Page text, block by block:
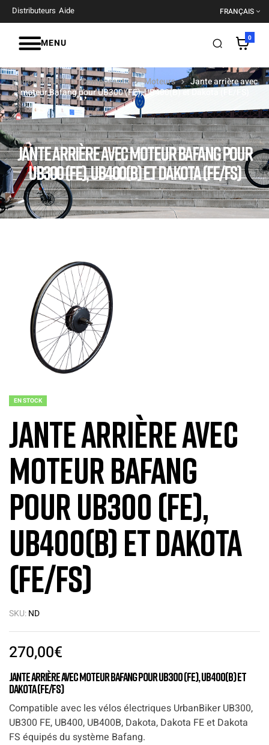
Distributeurs Aide FRANÇAIS
MENU 0
JANTE ARRIÈRE AVEC MOTEUR BAFANG POUR
UB300 (FE), UB400(B) ET DAKOTA (FE/FS)
Page d'accueil Composants Moteurs
Jante arrière avec
moteur Bafang pour UB300 (FE), UB400(B) et Dakota (FE/FS)
EN STOCK
Jante arrière avec
moteur Bafang
pour UB300 (FE),
UB400(B) et Dakota
(FE/FS)
SKU:ND
270,00€
Jante arrière avec moteur Bafang pour UB300 (FE), UB400(B) et
Dakota (FE/FS)
Compatible avec les vélos électriques UrbanBiker UB300,
UB300 FE, UB400, UB400B, Dakota, Dakota FE et Dakota
FS équipés du système Bafang.